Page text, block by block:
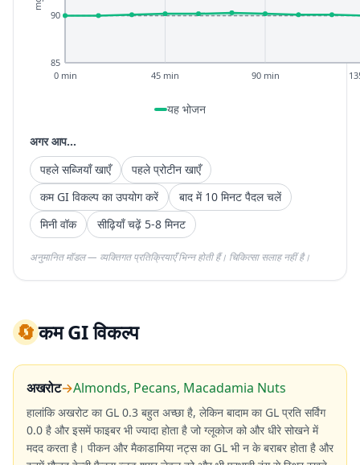
85
90
0 min 45 min 90 min
यह भोजन
अगर आप...
पहले सब्जियाँ खाएँ
पहले प्रोटीन खाएँ
कम GI विकल्प का उपयोग करें
बाद में 10 मिनट पैदल चलें
मिनी वॉक
सीढ़ियाँ चढ़ें 5-8 मिनट
अनुमानित मॉडल — व्यक्तिगत प्रतिक्रियाएँ भिन्न होती हैं। चिकित्सा सलाह नहीं है।
🔄कम GI विकल्प
अखरोट→Almonds, Pecans, Macadamia Nuts
हालांकि अखरोट का GL 0.3 बहुत अच्छा है, लेकिन बादाम का GL प्रति सर्विंग
0.0 है और इसमें फाइबर भी ज्यादा होता है जो ग्लूकोज को और धीरे सोखने में
मदद करता है। पीकन और मैकाडामिया नट्स का GL भी न के बराबर होता है और